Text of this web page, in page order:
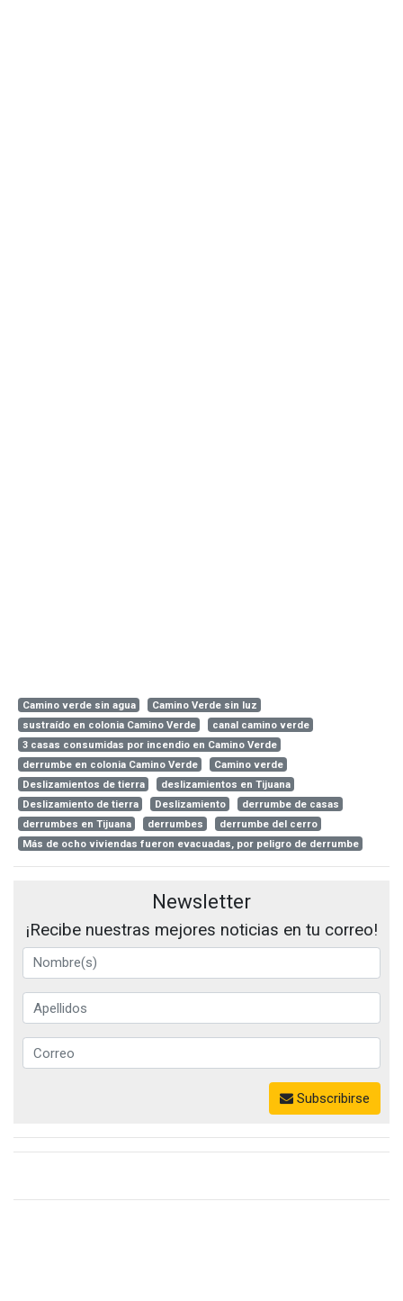
Camino verde sin agua
Camino Verde sin luz
sustraído en colonia Camino Verde
canal camino verde
3 casas consumidas por incendio en Camino Verde
derrumbe en colonia Camino Verde
Camino verde
Deslizamientos de tierra
deslizamientos en Tijuana
Deslizamiento de tierra
Deslizamiento
derrumbe de casas
derrumbes en Tijuana
derrumbes
derrumbe del cerro
Más de ocho viviendas fueron evacuadas, por peligro de derrumbe
Newsletter
¡Recibe nuestras mejores noticias en tu correo!
Subscribirse